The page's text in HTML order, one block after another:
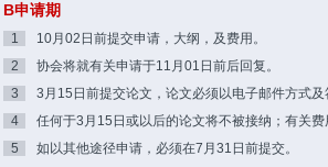
B申请期
1
10月02日前提交申请，大纲，及费用。
2
协会将就有关申请于11月01日前后回复。
3
3月15日前提交论文，论文必须以电子邮件方式及
4
任何于3月15日或以后的论文将不被接纳；有关
5
如以其他途径申请，必须在7月31日前提交。